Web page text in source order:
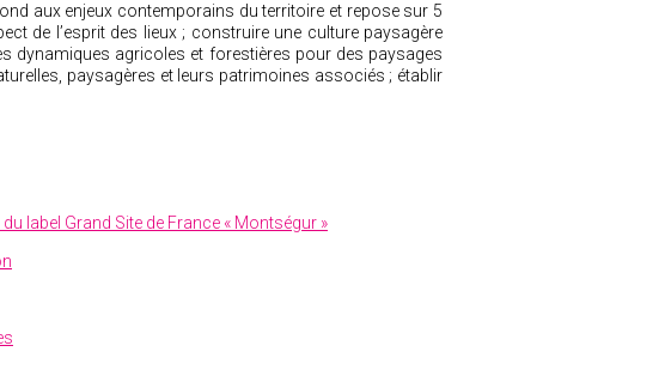
aux enjeux contemporains du territoire et repose sur 5
de l’esprit des lieux ; construire une culture paysagère
dynamiques agricoles et forestières pour des paysages
paysagères et leurs patrimoines associés ; établir
label Grand Site de France « Montségur »